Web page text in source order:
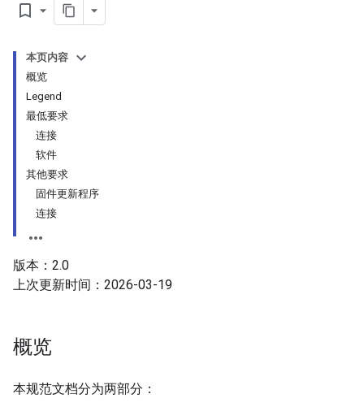
bookmark_border
本页内容
概览
Legend
最低要求
连接
软件
其他要求
固件更新程序
连接
版本：2.0
上次更新时间：2026-03-19
概览
本规范文档分为两部分：